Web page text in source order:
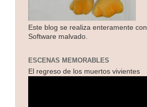
Este blog se realiza enteramente con
Software malvado.
ESCENAS MEMORABLES
El regreso de los muertos vivientes